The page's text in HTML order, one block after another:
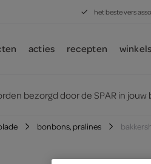
het beste vers
acties recepten winkels
bezorgd door de SPAR in jouw
bonbons, pralines